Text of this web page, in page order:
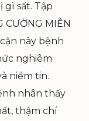
gì sất. Tập
CƯỜNG MIỄN
này bệnh
nghiêm
niềm tin.
nhân thấy
thậm chí